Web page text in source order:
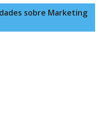
sobre Marketing